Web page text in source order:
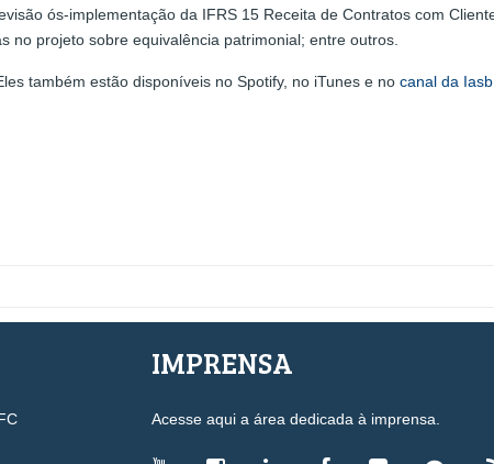
ós-implementação da IFRS 15 Receita de Contratos com
no projeto sobre equivalência patrimonial; entre outros.
também estão disponíveis no Spotify, no iTunes e no canal da
IMPRENSA
Acesse aqui a área dedicada à imprensa.